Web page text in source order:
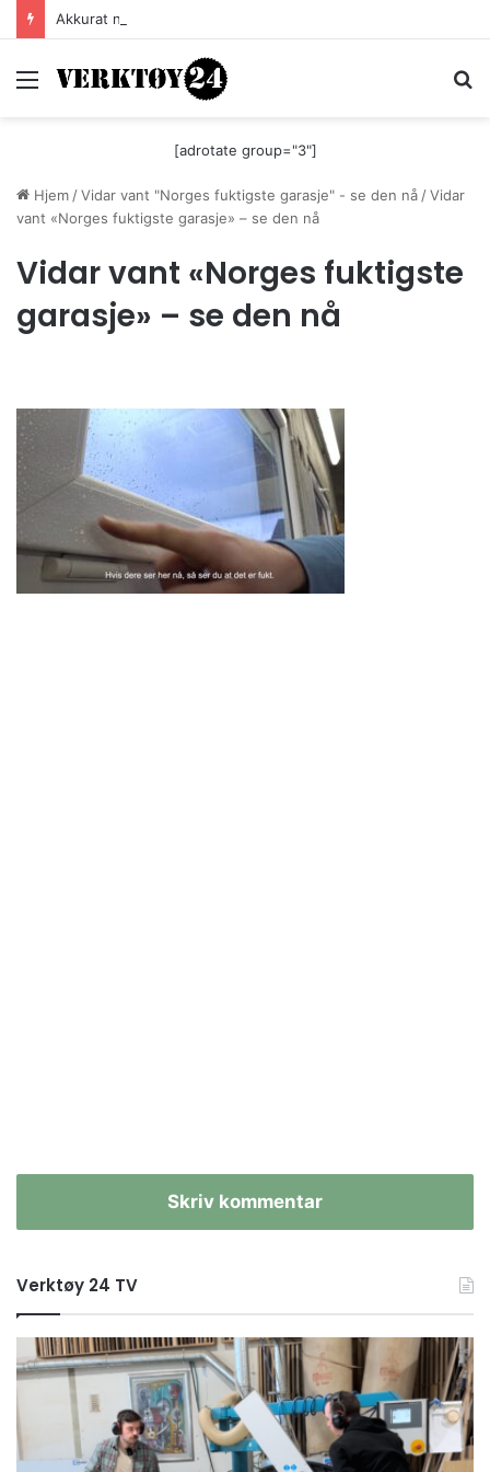
Akkurat nå er batteri-bordsaga til Festool billigere
Meny
[adrotate group="3"]
Hjem /Vidar vant "Norges fuktigste garasje" - se den nå /Vidar
vant «Norges fuktigste garasje» – se den nå
Vidar vant «Norges fuktigste
garasje» – se den nå
Skriv kommentar
Verktøy 24 TV